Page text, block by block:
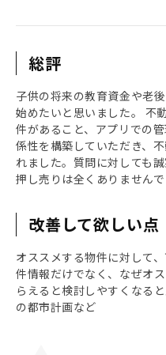
総評
子供の将来の教育資金や老
始めたいと思いました。 不
件があること、アプリでの
係性を構築していただき、
れました。質問に対しても
押し売りは全くありませんで
改善して欲しい点
オススメする物件に対して
件情報だけでなく、なぜオ
らえると検討しやすくなる
の都市計画など